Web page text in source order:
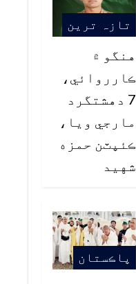
تازہ ترین
هنگو ۾
ڪارروائي،
7 دهشتگرد
مارجي ويا،
ڪئپٽن حمزه
شهيد
پاڪستان